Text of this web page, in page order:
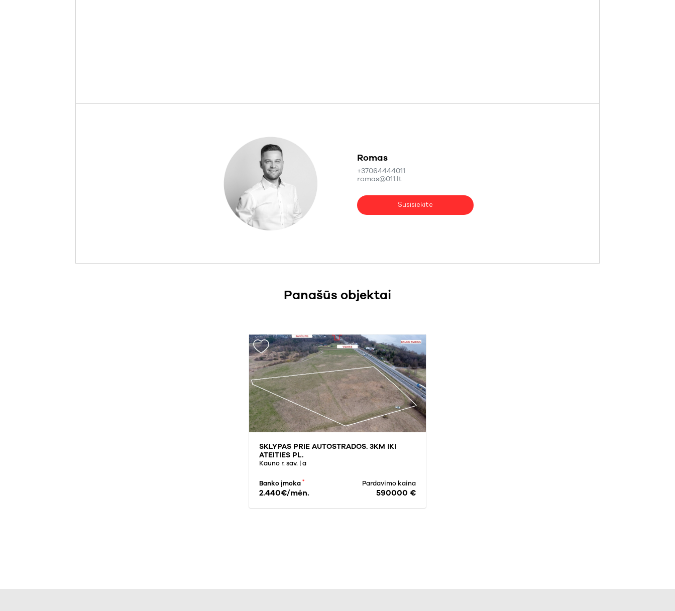
Romas
+37064444011
romas@011.lt
Susisiekite
Panašūs objektai
SKLYPAS PRIE AUTOSTRADOS. 3KM IKI
ATEITIES PL.
Kauno r. sav. | a
Banko įmoka *
2.440€/mėn.
Pardavimo kaina
590000 €